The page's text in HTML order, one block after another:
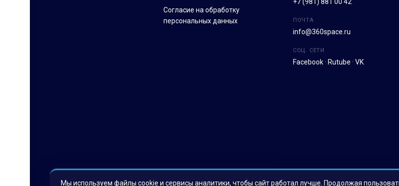
Согласие на обработку
персональных данных
ПОЧТА
info@360space.ru
СОЦ. СЕТИ
Facebook· Rutube · VK
Мы используем файлы cookie и сервисы аналитики, чтобы сайт работал лучше. Продолжая